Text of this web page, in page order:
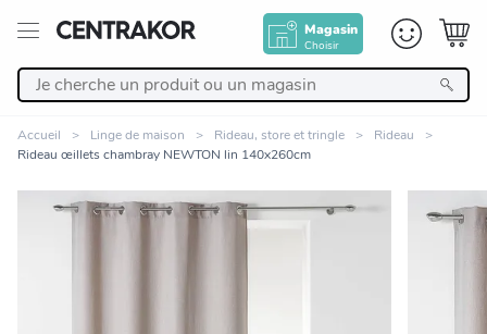
Magasin
Choisir
Accueil Linge de maison Rideau, store et tringle
Rideau
Rideau œillets chambray NEWTON lin 140x260cm